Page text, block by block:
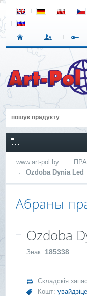
www.art-pol.by
Ozdoba Dynia Led
Абраны
Ozdoba
Знак: 185338
Складскія
Кошт:увайдзіце